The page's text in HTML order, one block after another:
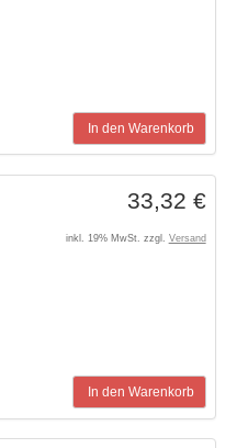
In den Warenkorb
33,32 €
inkl. 19% MwSt. zzgl. Versand
In den Warenkorb